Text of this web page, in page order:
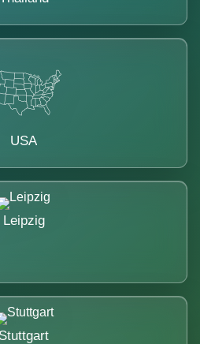
USA
Leipzig
Stuttgart